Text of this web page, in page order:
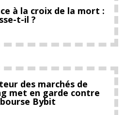
à la croix de la mort :
t-il ?
des marchés de
met en garde contre
Bybit